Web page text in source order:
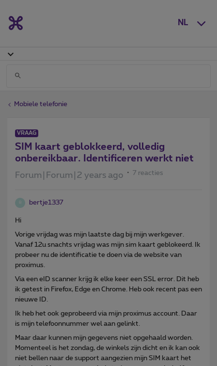
NL
Mobiele telefonie
VRAAG
SIM kaart geblokkeerd, volledig
onbereikbaar. Identificeren werkt niet
Forum|Forum|2 years ago 7 reacties
B bertje1337
Hi
Vorige vrijdag was mijn laatste dag bij mijn werkgever.
Vanaf 12u snachts vrijdag was mijn sim kaart geblokeerd. Ik
probeer nu de identificatie te doen via de website van
proximus.
Via een eID scanner krijg ik elke keer een SSL error. Dit heb
ik getest in Firefox, Edge en Chrome. Heb ook recent pas een
nieuwe ID.
Ik heb het ook geprobeerd via mijn proximus account. Daar
is mijn telefoonnummer wel aan gelinkt.
Maar daar kunnen mijn gegevens niet opgehaald worden.
Momenteel is het zondag, de winkels zijn dicht en ik kan ook
niet bellen naar de support aangezien mijn SIM kaart het